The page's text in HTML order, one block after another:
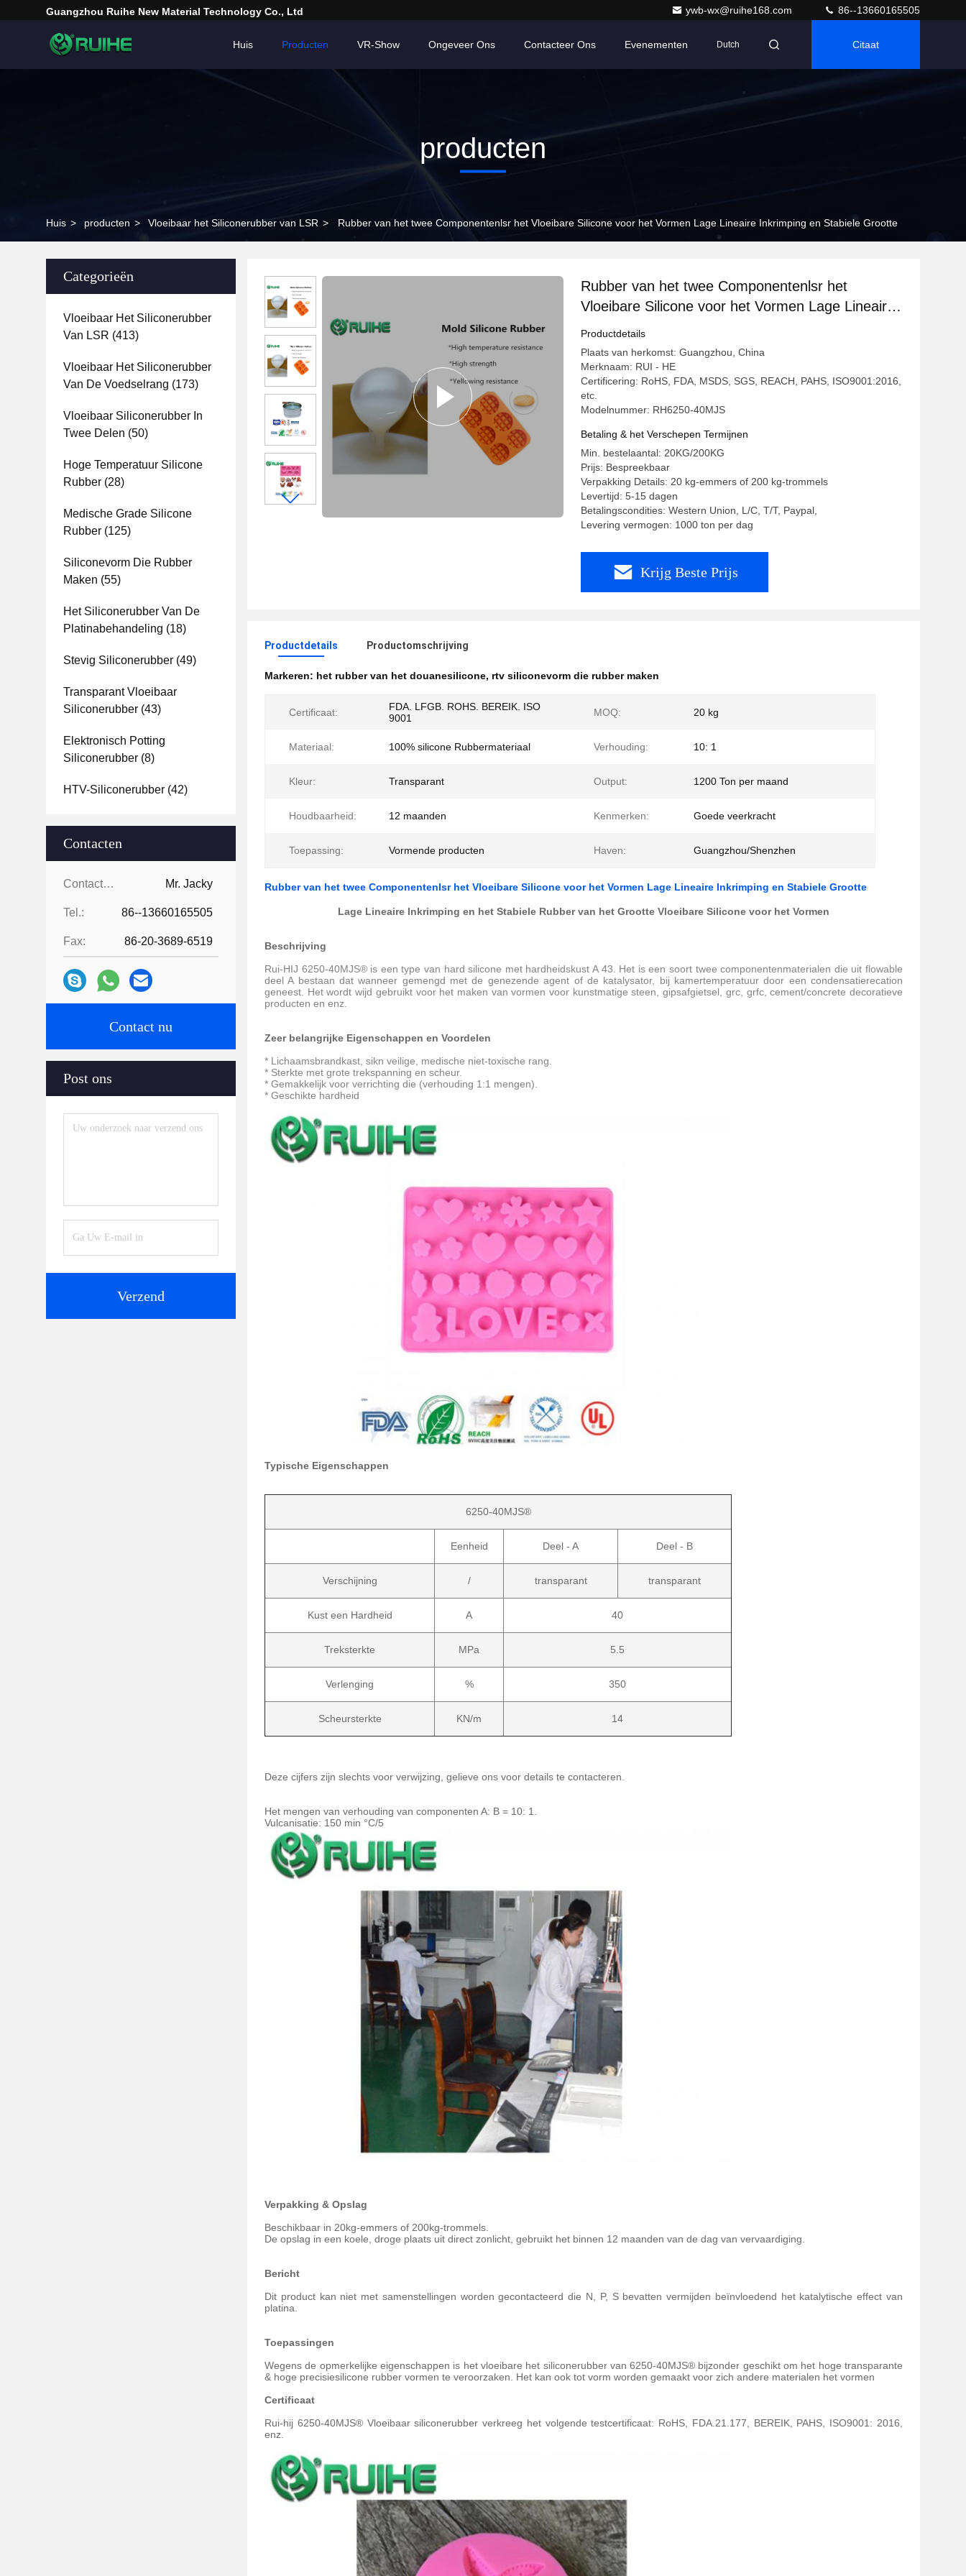
Guangzhou Ruihe New Material Technology Co., Ltd ywb-wx@ruihe168.com 86--13660165505
Huis Producten VR-Show Ongeveer Ons Contacteer Ons Evenementen Dutch Citaat
producten
Huis > producten > Vloeibaar het Siliconerubber van LSR > Rubber van het twee Componentenlsr het Vloeibare Silicone voor het Vormen Lage Lineaire Inkrimping en Stabiele Grootte
Categorieën
Vloeibaar Het Siliconerubber
Van LSR (413)
Vloeibaar Het Siliconerubber
Van De Voedselrang (173)
Vloeibaar Siliconerubber In
Twee Delen (50)
Hoge Temperatuur Silicone
Rubber (28)
Medische Grade Silicone
Rubber (125)
Siliconevorm Die Rubber
Maken (55)
Het Siliconerubber Van De
Platinabehandeling (18)
Stevig Siliconerubber (49)
Transparant Vloeibaar
Siliconerubber (43)
Elektronisch Potting
Siliconerubber (8)
HTV-Siliconerubber (42)
Contacten
Contacten: Mr. Jacky
Tel.: 86--13660165505
Fax: 86-20-3689-6519
Contact nu
Post ons
Verzend
Rubber van het twee Componentenlsr het
Vloeibare Silicone voor het Vormen Lage Lineaire
Inkrimping en Stabiele Grootte
Productdetails
Plaats van herkomst: Guangzhou, China
Merknaam: RUI - HE
Certificering: RoHS, FDA, MSDS, SGS, REACH, PAHS, ISO9001:2016,
etc.
Modelnummer: RH6250-40MJS
Betaling & het Verschepen Termijnen
Min. bestelaantal: 20KG/200KG
Prijs: Bespreekbaar
Verpakking Details: 20 kg-emmers of 200 kg-trommels
Levertijd: 5-15 dagen
Betalingscondities: Western Union, L/C, T/T, Paypal,
Levering vermogen: 1000 ton per dag
Krijg Beste Prijs
Productdetails Productomschrijving
Markeren: het rubber van het douanesilicone, rtv siliconevorm die rubber maken
Certificaat:
FDA. LFGB. ROHS. BEREIK. ISO
9001
MOQ: 20 kg
Materiaal: 100% silicone Rubbermateriaal Verhouding: 10: 1
Kleur: Transparant Output: 1200 Ton per maand
Houdbaarheid: 12 maanden Kenmerken: Goede veerkracht
Toepassing: Vormende producten Haven: Guangzhou/Shenzhen
Rubber van het twee Componentenlsr het Vloeibare Silicone voor het Vormen Lage Lineaire Inkrimping en Stabiele Grootte
Lage Lineaire Inkrimping en het Stabiele Rubber van het Grootte Vloeibare Silicone voor het Vormen
Beschrijving
Rui-HIJ 6250-40MJS® is een type van hard silicone met hardheidskust A 43. Het is een soort twee componentenmaterialen die uit flowable
deel A bestaan dat wanneer gemengd met de genezende agent of de katalysator, bij kamertemperatuur door een condensatierecation
geneest. Het wordt wijd gebruikt voor het maken van vormen voor kunstmatige steen, gipsafgietsel, grc, grfc, cement/concrete decoratieve
producten en enz.
Zeer belangrijke Eigenschappen en Voordelen
* Lichaamsbrandkast, sikn veilige, medische niet-toxische rang.
* Sterkte met grote trekspanning en scheur.
* Gemakkelijk voor verrichting die (verhouding 1:1 mengen).
* Geschikte hardheid
Typische Eigenschappen
6250-40MJS®
Eenheid Deel - A Deel - B
Verschijning / transparant transparant
Kust een Hardheid A 40
Treksterkte MPa 5.5
Verlenging % 350
Scheursterkte KN/m 14
Deze cijfers zijn slechts voor verwijzing, gelieve ons voor details te contacteren.
Het mengen van verhouding van componenten A: B = 10: 1.
Vulcanisatie: 150 min °C/5
Verpakking & Opslag
Beschikbaar in 20kg-emmers of 200kg-trommels.
De opslag in een koele, droge plaats uit direct zonlicht, gebruikt het binnen 12 maanden van de dag van vervaardiging.
Bericht
Dit product kan niet met samenstellingen worden gecontacteerd die N, P, S bevatten vermijden beïnvloedend het katalytische effect van
platina.
Toepassingen
Wegens de opmerkelijke eigenschappen is het vloeibare het siliconerubber van 6250-40MJS® bijzonder geschikt om het hoge transparante
& hoge precisiesilicone rubber vormen te veroorzaken. Het kan ook tot vorm worden gemaakt voor zich andere materialen het vormen
Certificaat
Rui-hij 6250-40MJS® Vloeibaar siliconerubber verkreeg het volgende testcertificaat: RoHS, FDA.21.177, BEREIK, PAHS, ISO9001: 2016,
enz.